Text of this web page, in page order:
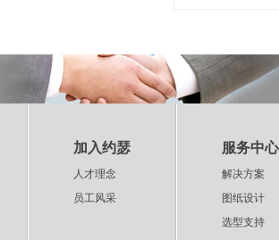
加入约瑟
人才理念
员工风采
服务中心
解决方案
图纸设计
选型支持